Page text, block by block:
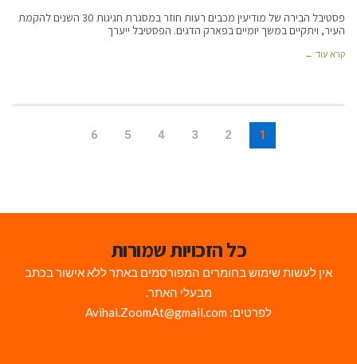
פסטיבל הבירה של מודיעין מכבים רעות חוזר במסגרת חגיגות 30 השנים להקמת
העיר, ויתקיים במשך יומיים בפארק הדגים. הפסטיבל ייערך
קרא עוד ←
1
2
3
4
5
6
כל הזכויות שמורות
אין לעשות שימוש בחומרים המפורסמים באתר ללא אישור בכתב
מבעלי האתר.
לפרטים: Avihai.ZoomAt@gmail.com